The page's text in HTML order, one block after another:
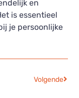
en
is essentieel
je persoonlijke
Volgende